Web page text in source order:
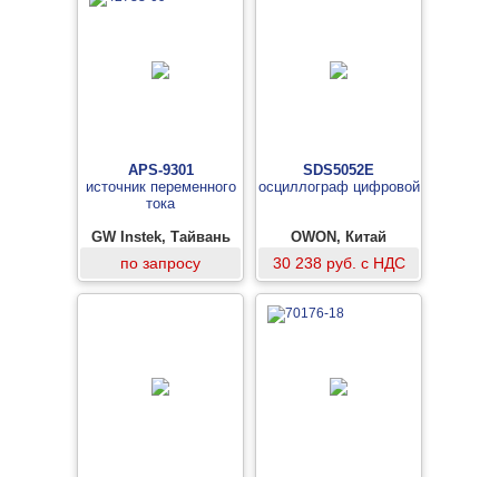
APS-9301
источник переменного
тока
GW Instek, Тайвань
по запросу
SDS5052E
осциллограф цифровой
OWON, Китай
30 238 руб. с НДС